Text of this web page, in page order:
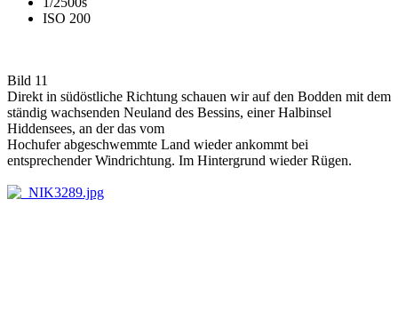
ISO 200
Bild 11
Direkt in südöstliche Richtung schauen wir auf den Bodden mit dem
ständig wachsenden Neuland des Bessins, einer Halbinsel
Hiddensees, an der das vom
Hochufer abgeschwemmte Land wieder ankommt bei
entsprechender Windrichtung. Im Hintergrund wieder Rügen.